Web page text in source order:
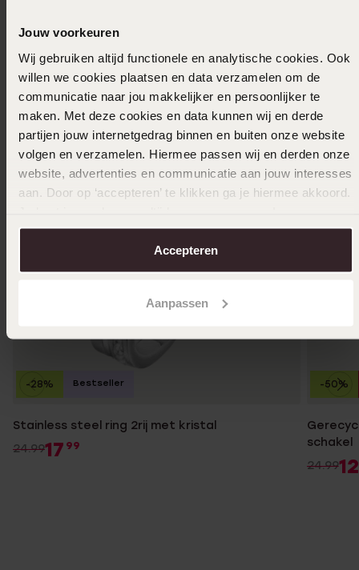
Jouw voorkeuren
Wij gebruiken altijd functionele en analytische cookies. Ook
willen we cookies plaatsen en data verzamelen om de
communicatie naar jou makkelijker en persoonlijker te
maken. Met deze cookies en data kunnen wij en derde
partijen jouw internetgedrag binnen en buiten onze website
volgen en verzamelen. Hiermee passen wij en derden onze
website, advertenties en communicatie aan jouw interesses
aan. Door op ‘accepteren’ te klikken ga je hiermee akkoord.
over in onscookiebeleid.
Accepteren
Aanpassen
Selecteer maat & bestel
Ook leuk voor jou
Stainless steel ring 2rij met kristal
24.9917 99
-28% Bestseller
schakel
24.9912
-50%